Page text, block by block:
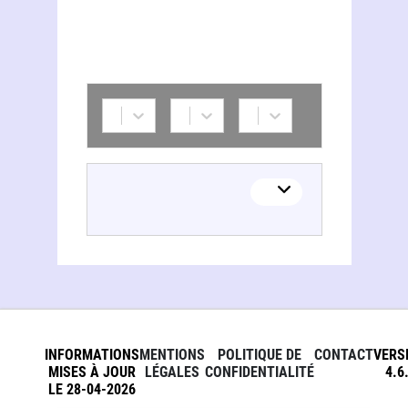
INFORMATIONS
MISES À JOUR
LE 28-04-2026
MENTIONS
LÉGALES
POLITIQUE DE
CONFIDENTIALITÉ
CONTACT